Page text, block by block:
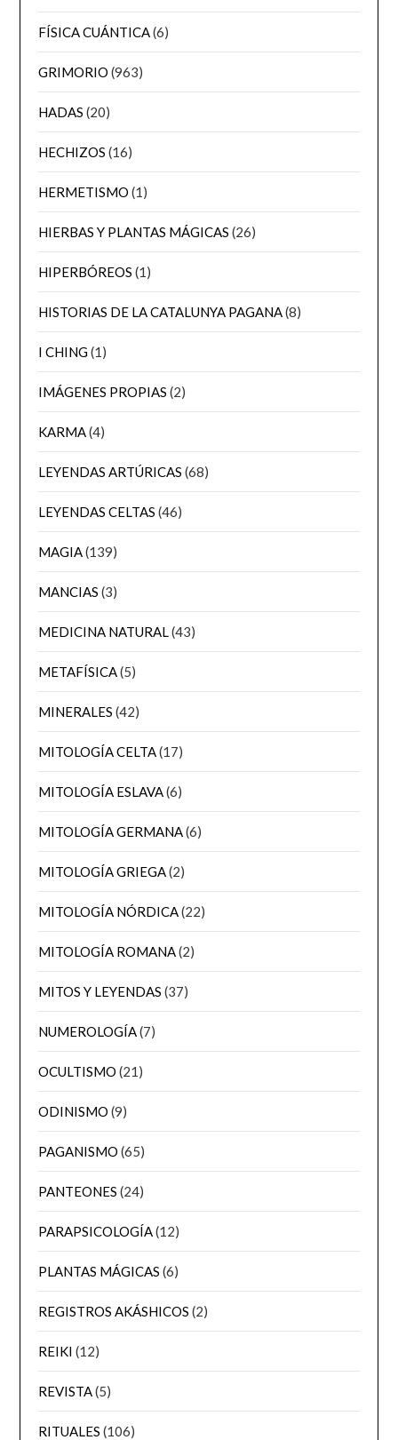
FÍSICA CUÁNTICA(6)
GRIMORIO (963)
HADAS (20)
HECHIZOS (16)
HERMETISMO (1)
HIERBAS Y PLANTAS MÁGICAS (26)
HIPERBÓREOS (1)
HISTORIAS DE LA CATALUNYA PAGANA(8)
I CHING(1)
IMÁGENES PROPIAS (2)
KARMA(4)
LEYENDAS ARTÚRICAS (68)
LEYENDAS CELTAS (46)
MAGIA(139)
MANCIAS (3)
MEDICINA NATURAL(43)
METAFÍSICA(5)
MINERALES (42)
MITOLOGÍA CELTA(17)
MITOLOGÍA ESLAVA(6)
MITOLOGÍA GERMANA(6)
MITOLOGÍA GRIEGA(2)
MITOLOGÍA NÓRDICA(22)
MITOLOGÍA ROMANA(2)
MITOS Y LEYENDAS (37)
NUMEROLOGÍA(7)
OCULTISMO (21)
ODINISMO (9)
PAGANISMO (65)
PANTEONES (24)
PARAPSICOLOGÍA(12)
PLANTAS MÁGICAS (6)
REGISTROS AKÁSHICOS (2)
REIKI (12)
REVISTA(5)
RITUALES (106)